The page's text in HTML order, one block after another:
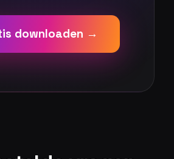
downloaden →